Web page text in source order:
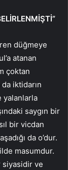
düğmeye
atanan
çoktan
iktidarın
yalanlarla
saygın bir
bir vicdan
da o’dur.
masumdur.
siyasidir ve